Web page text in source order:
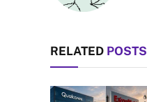
RELATED POSTS